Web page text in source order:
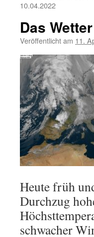
10.04.2022
Das
Veröffentlicht am 11.
Heute früh
Durchzug
schwacher